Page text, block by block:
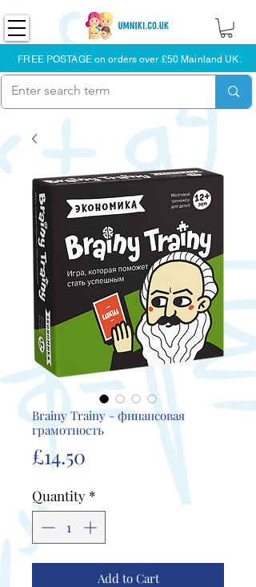
FREE POSTAGE on orders over £50 Mainland UK.
Brainy Trainy - финансовая
грамотность
£14.50
Quantity *
Add to Cart